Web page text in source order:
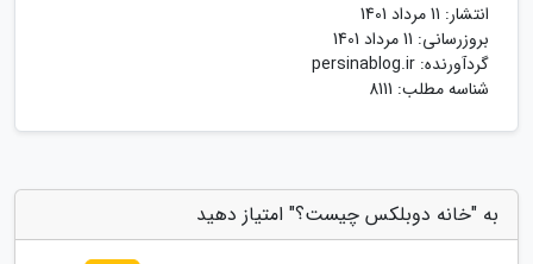
انتشار: 11 مرداد 1401
بروزرسانی: 11 مرداد 1401
گردآورنده: persinablog.ir
شناسه مطلب: 8111
به "خانه دوبلکس چیست؟" امتیاز دهید